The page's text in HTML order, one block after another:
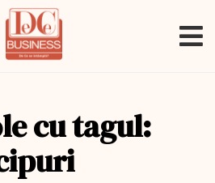
cu tagul: